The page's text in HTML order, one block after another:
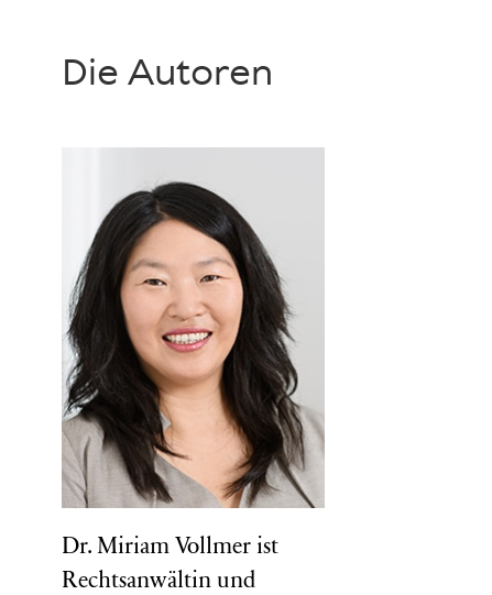
Die Autoren
Dr. Miriam Vollmer ist
Rechtsanwältin und